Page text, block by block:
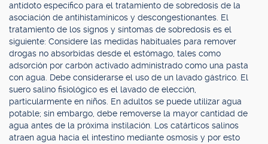
antídoto específico para el tratamiento de sobredosis de la
asociación de antihistamínicos y descongestionantes. El
tratamiento de los signos y síntomas de sobredosis es el
siguiente: Considere las medidas habituales para remover
drogas no absorbidas desde el estómago, tales como
adsorción por carbón activado administrado como una pasta
con agua. Debe considerarse el uso de un lavado gástrico. El
suero salino fisiológico es el lavado de elección,
particularmente en niños. En adultos se puede utilizar agua
potable; sin embargo, debe removerse la mayor cantidad de
agua antes de la próxima instilación. Los catárticos salinos
atraen agua hacia el intestino mediante osmosis y por esto